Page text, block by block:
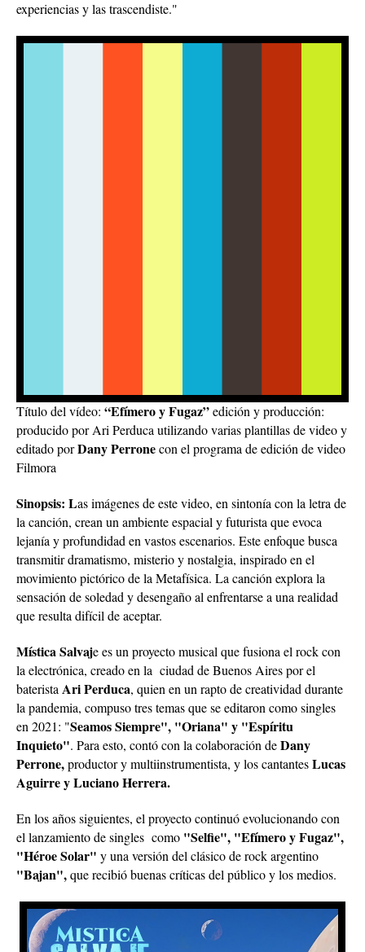
experiencias y las trascendiste."
Título del vídeo: “Efímero y Fugaz”edición y producción:
producido por Ari Perduca utilizando varias plantillas de video y
editado porDany Perronecon el programa de edición de video
Filmora
Sinopsis: Las imágenes de este video, en sintonía con la letra de
la canción, crean un ambiente espacial y futurista que evoca
lejanía y profundidad en vastos escenarios. Este enfoque busca
transmitir dramatismo, misterio y nostalgia, inspirado en el
movimiento pictórico de la Metafísica. La canción explora la
sensación de soledad y desengaño al enfrentarse a una realidad
que resulta difícil de aceptar.
Mística Salvaje es un proyecto musical que fusiona el rock con
la electrónica, creado en la ciudad de Buenos Aires por el
baterista Ari Perduca, quien en un rapto de creatividad durante
la pandemia, compuso tres temas que se editaron como singles
en 2021: "Seamos Siempre", "Oriana" y "Espíritu
Inquieto". Para esto, contó con la colaboración deDany
Perrone,productor y multiinstrumentista, y los cantantesLucas
Aguirre y Luciano Herrera.
En los años siguientes, el proyecto continuó evolucionando con
el lanzamiento de singles como "Selfie", "Efímero y Fugaz",
"Héroe Solar" y una versión del clásico de rock argentino
"Bajan",que recibió buenas críticas del público y los medios.